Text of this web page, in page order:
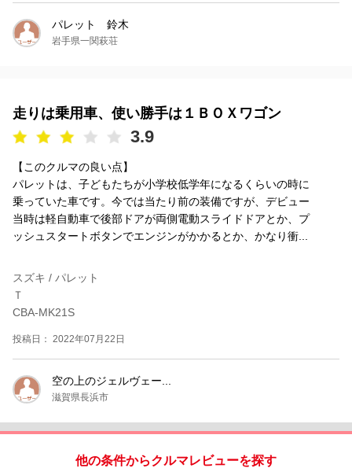
パレット 鈴木
岩手県一関萩荘
走りは乗用車、使い勝手は１ＢＯＸワゴン
3.9
【このクルマの良い点】
パレットは、子どもたちが小学校低学年になるくらいの時に
乗っていた車です。今では当たり前の装備ですが、デビュー
当時は軽自動車で後部ドアが両側電動スライドドアとか、プ
ッシュスタートボタンでエンジンがかかるとか、かなり衝...
スズキ / パレット
Ｔ
CBA-MK21S
投稿日： 2022年07月22日
空の上のジェルヴェー...
滋賀県長浜市
他の条件からクルマレビューを探す